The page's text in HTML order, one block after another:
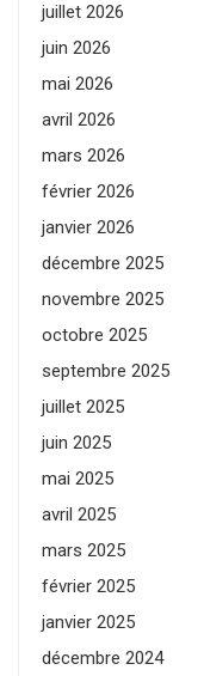
juillet 2026
juin 2026
mai 2026
avril 2026
mars 2026
février 2026
janvier 2026
décembre 2025
novembre 2025
octobre 2025
septembre 2025
juillet 2025
juin 2025
mai 2025
avril 2025
mars 2025
février 2025
janvier 2025
décembre 2024